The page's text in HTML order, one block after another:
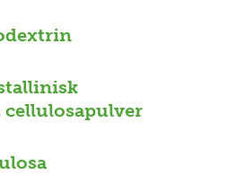
cellulosapulver